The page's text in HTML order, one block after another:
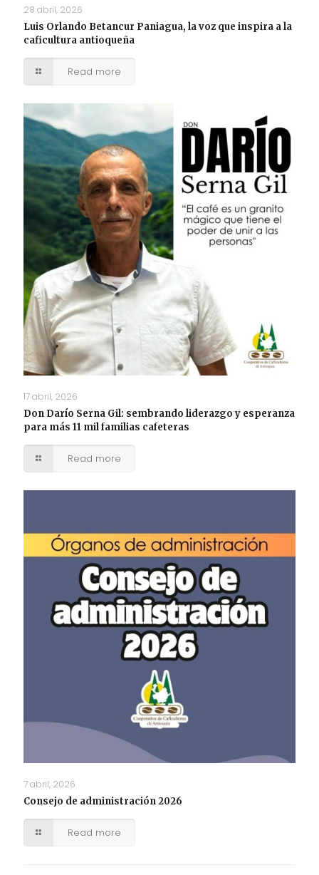
28 abril, 2026
Luis Orlando Betancur Paniagua, la voz que inspira a la
caficultura antioqueña
Read more
17 abril, 2026
Don Darío Serna Gil: sembrando liderazgo y esperanza
para más 11 mil familias cafeteras
Read more
7 abril, 2026
Consejo de administración 2026
Read more